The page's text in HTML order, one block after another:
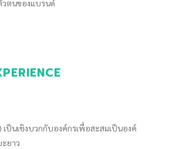
วตนของแบรนด์
ป็นเชิงบวกกับองค์กรเพื่อสะสมเป็นองค์
ยาว